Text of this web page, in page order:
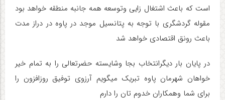
است که باعث اشتغال زایی وتوسعه همه جانبه منطقه خواهد بود
مقوله گردشگری با توجه به پتانسیل موجد در پاوه در دراز مدت
باعث رونق اقتصادی خواهد شد
در پایان بار دیگرانتخاب بجا وشایسته حضرتعالی را به تمام خیر
خواهان شهرمان پاوه تبریک میگویم آرزوی توفیق روزافزون را
برای شما وهمکاران خدوم تان را دارم